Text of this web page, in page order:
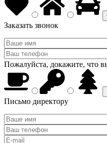
Заказать звонок
Пожалуйста, докажите, что
Письмо директору